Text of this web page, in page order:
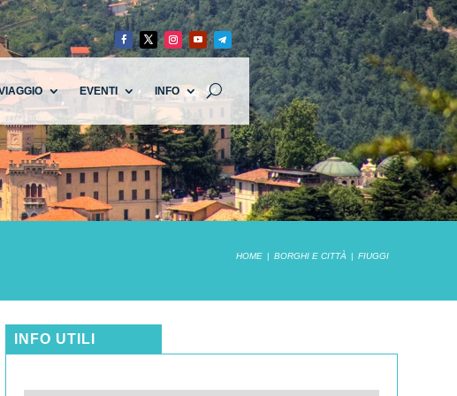
EVENTI INFO
HOME BORGHI E CITTÀ FIUGGI
INFO UTILI